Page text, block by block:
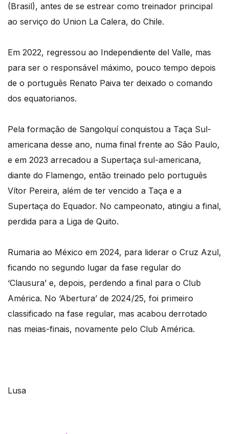
(Brasil), antes de se estrear como treinador principal
ao serviço do Union La Calera, do Chile.
Em 2022, regressou ao Independiente del Valle, mas
para ser o responsável máximo, pouco tempo depois
de o português Renato Paiva ter deixado o comando
dos equatorianos.
Pela formação de Sangolquí conquistou a Taça Sul-
americana desse ano, numa final frente ao São Paulo,
e em 2023 arrecadou a Supertaça sul-americana,
diante do Flamengo, então treinado pelo português
Vítor Pereira, além de ter vencido a Taça e a
Supertaça do Equador. No campeonato, atingiu a final,
perdida para a Liga de Quito.
Rumaria ao México em 2024, para liderar o Cruz Azul,
ficando no segundo lugar da fase regular do
‘Clausura’ e, depois, perdendo a final para o Club
América. No ‘Abertura’ de 2024/25, foi primeiro
classificado na fase regular, mas acabou derrotado
nas meias-finais, novamente pelo Club América.
Lusa